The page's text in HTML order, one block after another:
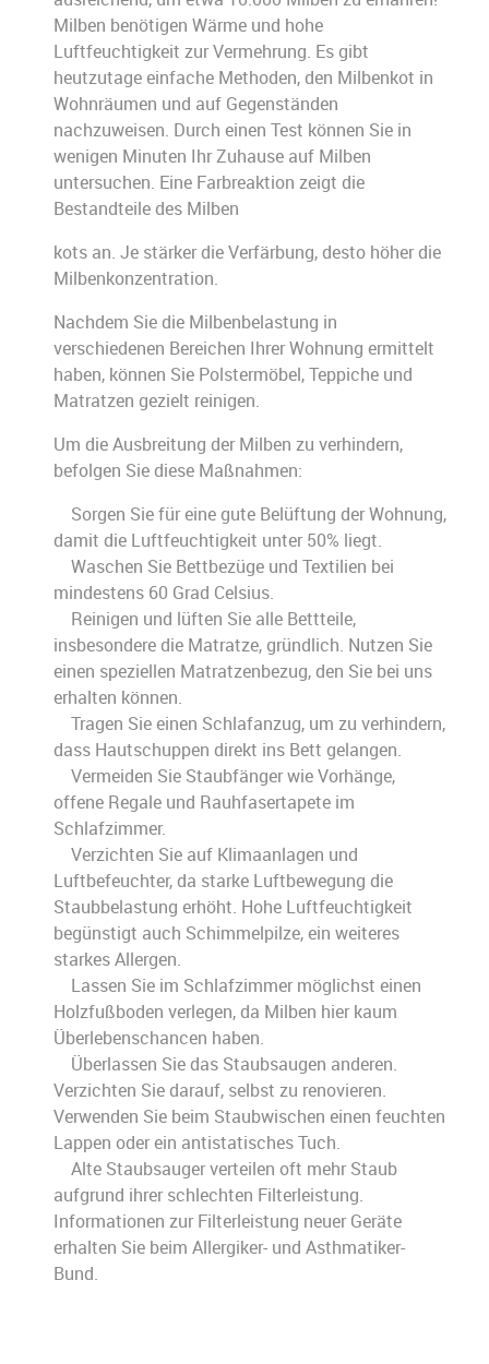
Milben benötigen Wärme und hohe
Luftfeuchtigkeit zur Vermehrung. Es gibt
heutzutage einfache Methoden, den Milbenkot in
Wohnräumen und auf Gegenständen
nachzuweisen. Durch einen Test können Sie in
wenigen Minuten Ihr Zuhause auf Milben
untersuchen. Eine Farbreaktion zeigt die
Bestandteile des Milben
kots an. Je stärker die Verfärbung, desto höher die
Milbenkonzentration.
Nachdem Sie die Milbenbelastung in
verschiedenen Bereichen Ihrer Wohnung ermittelt
haben, können Sie Polstermöbel, Teppiche und
Matratzen gezielt reinigen.
Um die Ausbreitung der Milben zu verhindern,
befolgen Sie diese Maßnahmen:
Sorgen Sie für eine gute Belüftung der Wohnung,
damit die Luftfeuchtigkeit unter 50% liegt.
Waschen Sie Bettbezüge und Textilien bei
mindestens 60 Grad Celsius.
Reinigen und lüften Sie alle Bettteile,
insbesondere die Matratze, gründlich. Nutzen Sie
einen speziellen Matratzenbezug, den Sie bei uns
erhalten können.
Tragen Sie einen Schlafanzug, um zu verhindern,
dass Hautschuppen direkt ins Bett gelangen.
Vermeiden Sie Staubfänger wie Vorhänge,
offene Regale und Rauhfasertapete im
Schlafzimmer.
Verzichten Sie auf Klimaanlagen und
Luftbefeuchter, da starke Luftbewegung die
Staubbelastung erhöht. Hohe Luftfeuchtigkeit
begünstigt auch Schimmelpilze, ein weiteres
starkes Allergen.
Lassen Sie im Schlafzimmer möglichst einen
Holzfußboden verlegen, da Milben hier kaum
Überlebenschancen haben.
Überlassen Sie das Staubsaugen anderen.
Verzichten Sie darauf, selbst zu renovieren.
Verwenden Sie beim Staubwischen einen feuchten
Lappen oder ein antistatisches Tuch.
Alte Staubsauger verteilen oft mehr Staub
aufgrund ihrer schlechten Filterleistung.
Informationen zur Filterleistung neuer Geräte
erhalten Sie beim Allergiker- und Asthmatiker-
Bund.